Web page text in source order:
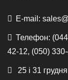
E-mail:
Телефон:
42-12, (050)
25 і 31